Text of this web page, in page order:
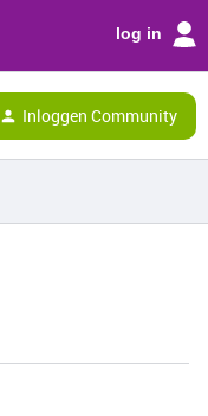
log in
Inloggen Community